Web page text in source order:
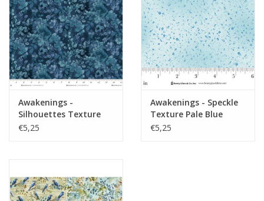
Awakenings -
Silhouettes Texture
Blue
€5,25
Awakenings - Speckle
Texture Pale Blue
€5,25